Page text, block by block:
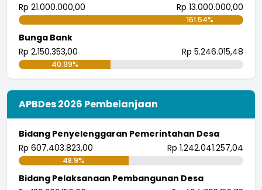
Rp 21.000.000,00
Rp 13.000.000,00
161.54%
Bunga Bank
Rp 2.150.353,00
Rp 5.246.015,48
40.99%
APBDes 2026 Pembelanjaan
Bidang Penyelenggaran Pemerintahan Desa
Rp 607.403.823,00
Rp 1.242.041.257,04
48.9%
Bidang Pelaksanaan Pembangunan Desa